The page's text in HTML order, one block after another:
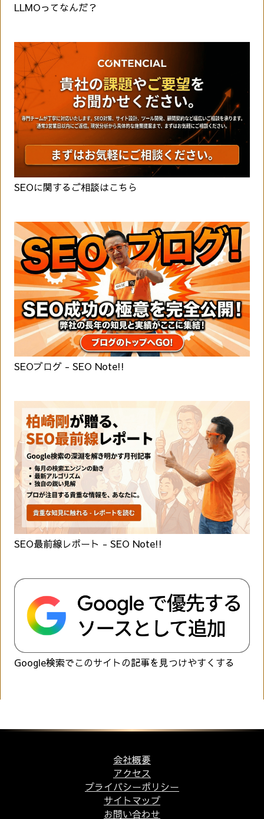
LLMOってなんだ？
SEOに関するご相談はこちら
SEOブログ - SEO Note!!
SEO最前線レポート - SEO Note!!
Google検索でこのサイトの記事を見つけやすくする
会社概要
アクセス
プライバシーポリシー
サイトマップ
お問い合わせ